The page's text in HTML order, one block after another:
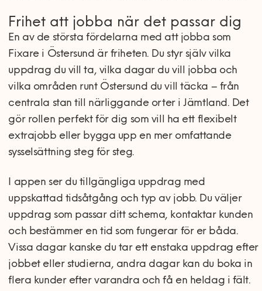
Frihet att jobba när det passar dig
En av de största fördelarna med att jobba som
Fixare i Östersund är friheten. Du styr själv vilka
uppdrag du vill ta, vilka dagar du vill jobba och
vilka områden runt Östersund du vill täcka – från
centrala stan till närliggande orter i Jämtland. Det
gör rollen perfekt för dig som vill ha ett flexibelt
extrajobb eller bygga upp en mer omfattande
sysselsättning steg för steg.
I appen ser du tillgängliga uppdrag med
uppskattad tidsåtgång och typ av jobb. Du väljer
uppdrag som passar ditt schema, kontaktar kunden
och bestämmer en tid som fungerar för er båda.
Vissa dagar kanske du tar ett enstaka uppdrag efter
jobbet eller studierna, andra dagar kan du boka in
flera kunder efter varandra och få en heldag i fält.